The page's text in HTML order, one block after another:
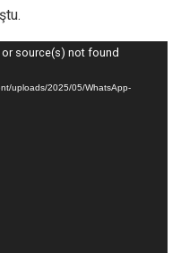
source(s) not found
uploads/2025/05/WhatsApp-